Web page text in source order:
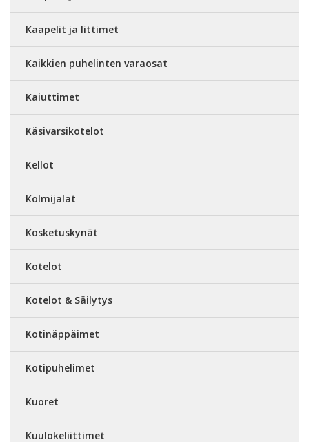
Kaapelit ja littimet
Kaikkien puhelinten varaosat
Kaiuttimet
Käsivarsikotelot
Kellot
Kolmijalat
Kosketuskynät
Kotelot
Kotelot & Säilytys
Kotinäppäimet
Kotipuhelimet
Kuoret
Kuulokeliittimet